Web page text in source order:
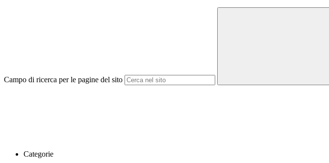
Campo di ricerca per le pagine del sito
Categorie